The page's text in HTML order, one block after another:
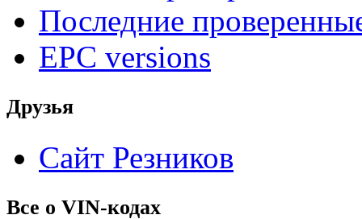
Последние
EPC versions
Друзья
Сайт Резников
Все о VIN-кодах